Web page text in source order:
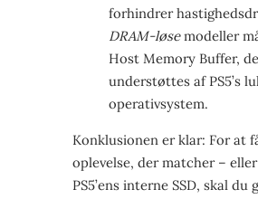
forhindrer
DRAM-løsemodeller
Host Memory Buffer,
understøttes af PS5’s
operativsystem.
Konklusionen er klar: For at
oplevelse, der matcher –
PS5’ens interne SSD, skal du